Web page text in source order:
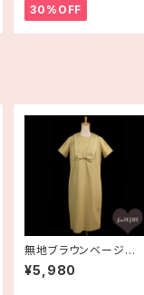
30%OFF
無地ブラウンベージュ
セーラー風 半袖コット
ンシャツワンピース 古
¥5,980